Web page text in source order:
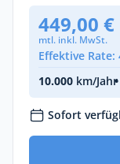
449,00 €
mtl. inkl. MwSt.
Effektive Rate:
10.000 km/Jahr
Sofort